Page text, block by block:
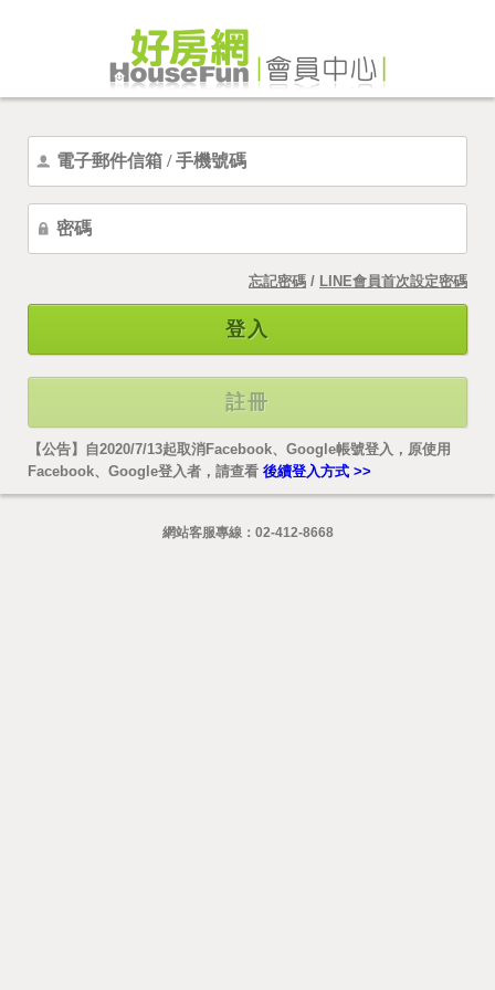
忘記密碼 / LINE會員首次設定密碼
登入
註冊
【公告】自2020/7/13起取消Facebook、Google帳號登入，原使用
Facebook、Google登入者，請查看 後續登入方式 >>
網站客服專線： 02-412-8668